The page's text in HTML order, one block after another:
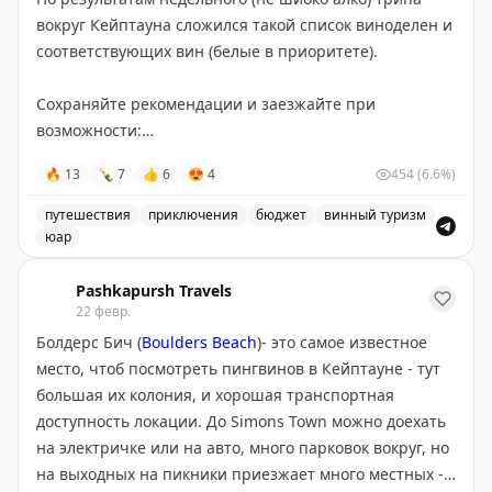
поэтому совсем молодец, да)
вокруг Кейптауна сложился такой список виноделен и
соответствующих вин (белые в приоритете).
Сохраняйте рекомендации и заезжайте при
возможности:
1.Groote Post Vineyard - Seasalter Sauvignon Blanc,
Pinch of Salt Chardonnay
2.Blake Family Wines
3.Flagstone Wines- Dark Horse Shiraz, Paradigm
Chenin Blanc
Steenberg
Chardonnay.
Магазинное:
5. Ken Forrester - Petit Chenin Blanc
6. Niel Joubert - Sauvignon Blanc
7. Durbanville Hills - Sauvignon Blanc
🔥 13 🍾 7 👍 6 😍 4 454(6.6%)
путешествия приключения бюджет
винный туризм
юар
Pashkapursh Travels
22 февр.
Болдерс Бич (Boulders Beach)- это самое известное
место, чтоб посмотреть пингвинов в Кейптауне - тут
большая их колония, и хорошая транспортная
доступность локации. До Simons Town можно доехать
на электричке или на авто, много парковок вокруг, но
на выходных на пикники приезжает много местных -